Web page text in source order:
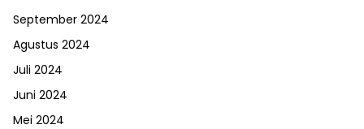
September 2024
Agustus 2024
Juli 2024
Juni 2024
Mei 2024